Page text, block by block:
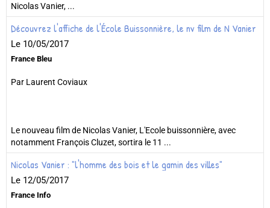
Nicolas Vanier, ...
Découvrez l'affiche de l'École Buissonnière, le nv film de N Vanier
Le 10/05/2017
France Bleu
Par Laurent Coviaux
Le nouveau film de Nicolas Vanier, L'Ecole buissonnière, avec
notamment François Cluzet, sortira le 11 ...
Nicolas Vanier : "l'homme des bois et le gamin des villes"
Le 12/05/2017
France Info